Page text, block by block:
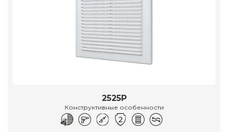
2525Р
Конструктивные особенности